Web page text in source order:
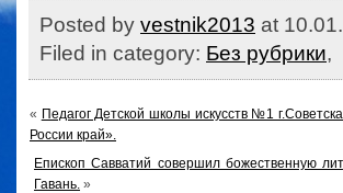
Posted by vestnik2013 at
Filed in category: Без рубрики,
« Педагог Детской школы искусств №1
России край».
Епископ Савватий совершил божественную
Гавань. »